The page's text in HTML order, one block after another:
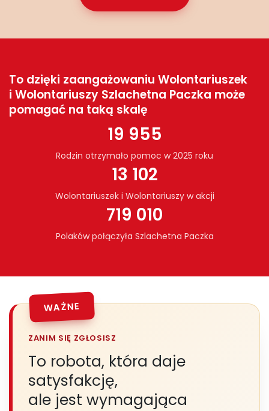
To dzięki zaangażowaniu Wolontariuszek
i Wolontariuszy Szlachetna Paczka może
pomagać na taką skalę
19 955
Rodzin otrzymało pomoc w 2025 roku
13 102
Wolontariuszek i Wolontariuszy w akcji
719 010
Polaków połączyła Szlachetna Paczka
WAŻNE
ZANIM SIĘ ZGŁOSISZ
To robota, która daje
satysfakcję,
ale jest wymagająca